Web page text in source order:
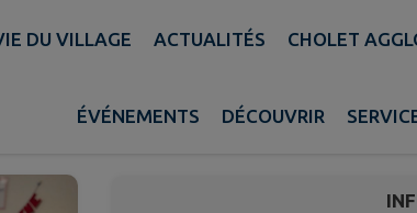
DU VILLAGE ACTUALITÉS CHOLET
ÉVÉNEMENTS DÉCOUVRIR